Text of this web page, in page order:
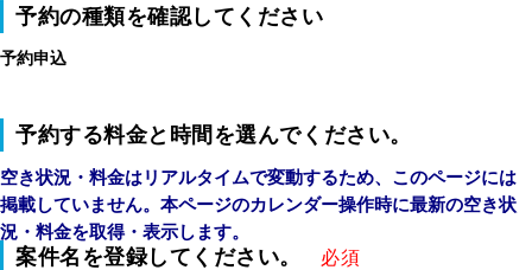
予約の種類を確認してください
予約申込
予約する料金と時間を選んでください。
空き状況・料金はリアルタイムで変動するため、このページには
掲載していません。本ページのカレンダー操作時に最新の空き状
況・料金を取得・表示します。
案件名を登録してください。 必須